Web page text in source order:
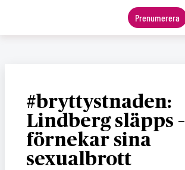
Prenumerera
#bryttystnaden:
Lindberg släpps –
förnekar sina
sexualbrott